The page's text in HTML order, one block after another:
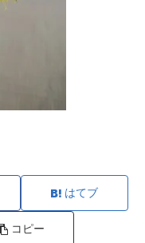
はてブ
コピー